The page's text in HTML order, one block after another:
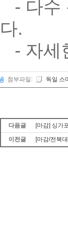
- 다수
다.
- 자세
첨부파일: 독일 스
다음글
[마감] 싱가
이전글
[마감/전북